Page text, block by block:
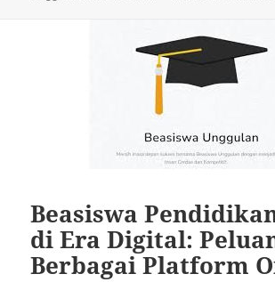
Beasiswa
di Era Digital:
Berbagai Platform